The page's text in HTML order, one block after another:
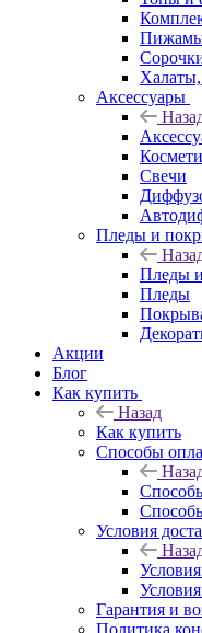
Аксессуары
Свечи
Пледы и
Пледы
Пледы
Акции
Блог
Как купить
Назад
Как купить
Способы
Условия
Гарантия и
Политика